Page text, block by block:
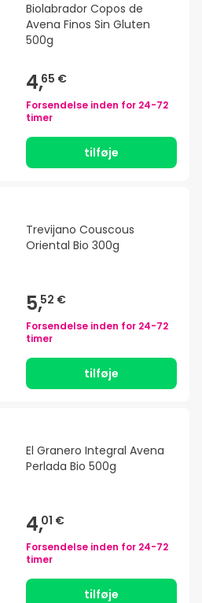
Biolabrador Copos de
Avena Finos Sin Gluten
500g
4,65 €
Forsendelse inden for 24-72
timer
tilføje
Trevijano Couscous
Oriental Bio 300g
5,52 €
Forsendelse inden for 24-72
timer
tilføje
El Granero Integral Avena
Perlada Bio 500g
4,01 €
Forsendelse inden for 24-72
timer
tilføje